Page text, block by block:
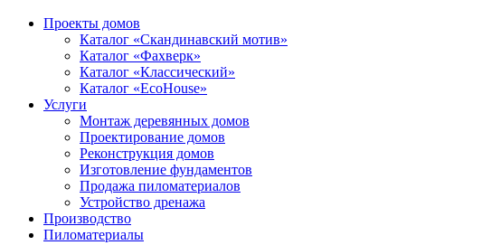
Проекты домов
Каталог «Скандинавский мотив»
Каталог «Фахверк»
Каталог «Классический»
Каталог «EcoHouse»
Услуги
Монтаж деревянных домов
Проектирование домов
Реконструкция домов
Изготовление фундаментов
Продажа пиломатериалов
Устройство дренажа
Производство
Пиломатериалы